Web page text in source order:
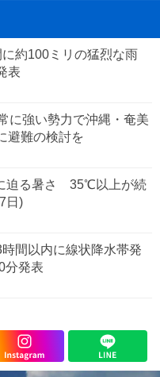
に約100ミリの猛烈な雨
表
強い勢力で沖縄・奄美
避難の検討を
迫る暑さ 35℃以上が続
日)
時間以内に線状降水帯発
発表